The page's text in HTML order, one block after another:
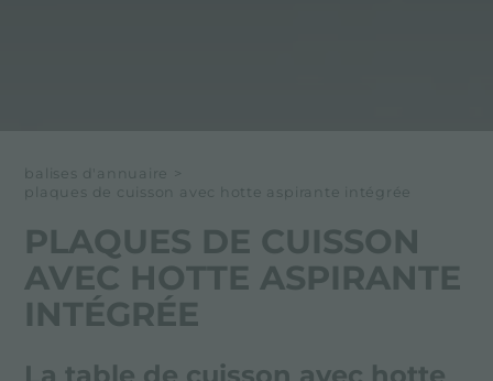
balises d'annuaire
>
plaques de cuisson avec hotte aspirante intégrée
PLAQUES DE CUISSON
AVEC HOTTE ASPIRANTE
INTÉGRÉE